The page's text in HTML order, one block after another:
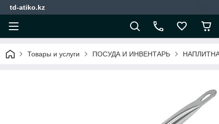
td-atiko.kz
Товары и услуги ПОСУДА И ИНВЕНТАРЬ